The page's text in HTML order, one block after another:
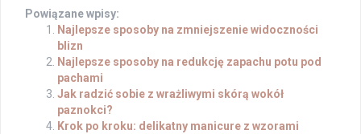
Powiązane wpisy:
Najlepsze sposoby na zmniejszenie widoczności
blizn
Najlepsze sposoby na redukcję zapachu potu pod
pachami
Jak radzić sobie z wrażliwymi skórą wokół
paznokci?
Krok po kroku: delikatny manicure z wzorami